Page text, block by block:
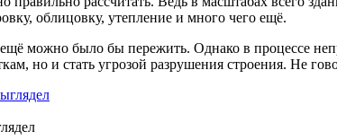
облицовку, утепление и много чего ещё.
можно было бы пережить. Однако в процессе
но и стать угрозой разрушения строения. Не